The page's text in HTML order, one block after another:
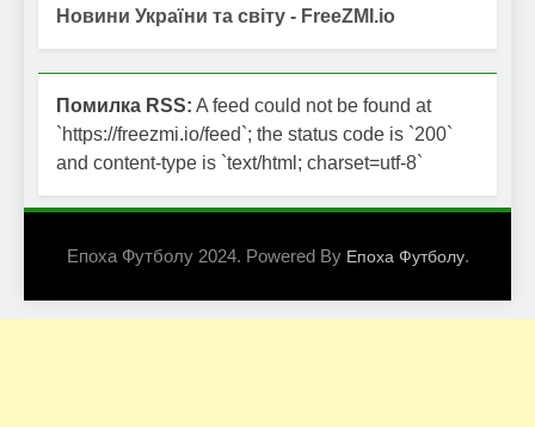
Новини України та світу - FreeZMI.io
Помилка RSS: A feed could not be found at
`https://freezmi.io/feed`; the status code is `200`
and content-type is `text/html; charset=utf-8`
Епоха Футболу 2024. Powered By Епоха Футболу.